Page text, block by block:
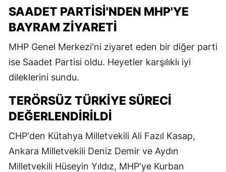
SAADET PARTİSİ'NDEN MHP'YE
BAYRAM ZİYARETİ
MHP Genel Merkezi'ni ziyaret eden bir diğer parti
ise Saadet Partisi oldu. Heyetler karşılıklı iyi
dileklerini sundu.
TERÖRSÜZ TÜRKIYE SÜRECI
DEĞERLENDIRILDI
CHP'den Kütahya Milletvekili Ali Fazıl Kasap,
Ankara Milletvekili Deniz Demir ve Aydın
Milletvekili Hüseyin Yıldız, MHP'ye Kurban